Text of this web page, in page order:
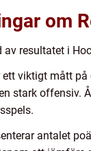
om
av resultatet i
viktigt mått
stark offensiv.
antalet